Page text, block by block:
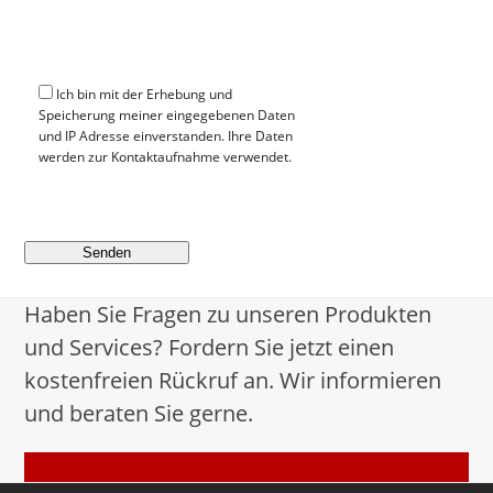
Ich bin mit der Erhebung und
Speicherung meiner eingegebenen Daten
und IP Adresse einverstanden. Ihre Daten
werden zur Kontaktaufnahme verwendet.
Haben Sie Fragen zu unseren Produkten
und Services? Fordern Sie jetzt einen
kostenfreien Rückruf an. Wir informieren
und beraten Sie gerne.